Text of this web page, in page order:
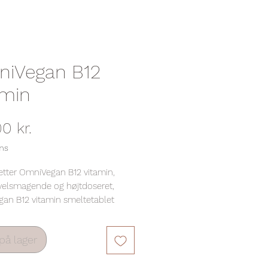
B12
kr.
OmniVegan B12 vitamin,
og højtdoseret,
B12 vitamin smeltetablet
methylcobalamin, som er den
aktive form af Vitamin B12, der
omdannelse og derved kan
lager